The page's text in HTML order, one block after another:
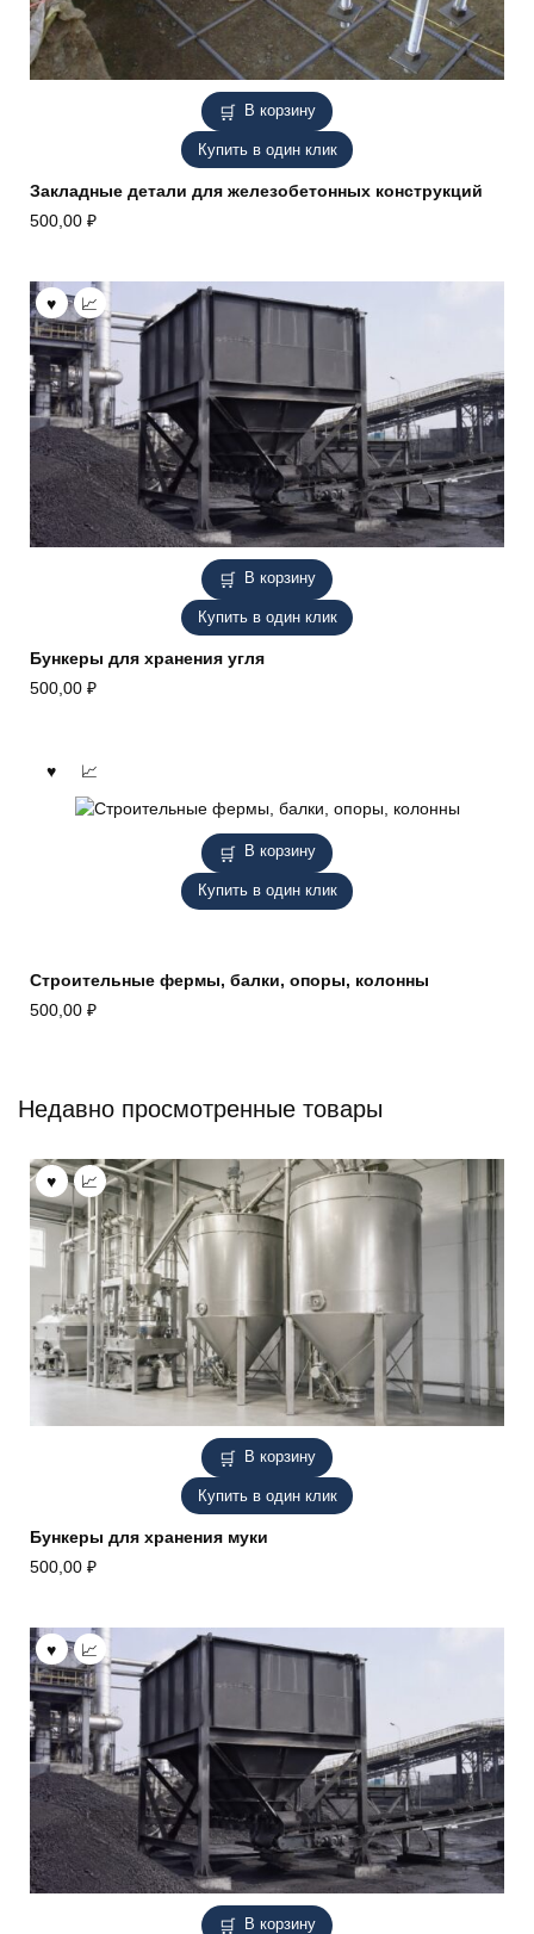
В корзину
Купить в один клик
Закладные детали для железобетонных конструкций
500,00 ₽
В корзину
Купить в один клик
Бункеры для хранения угля
500,00 ₽
В корзину
Купить в один клик
Строительные фермы, балки, опоры, колонны
500,00 ₽
Недавно просмотренные товары
В корзину
Купить в один клик
Бункеры для хранения муки
500,00 ₽
В корзину